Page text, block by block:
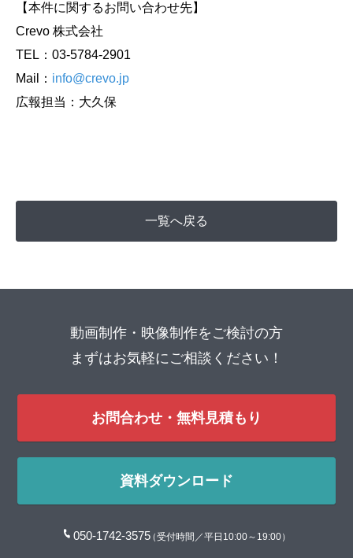
【本件に関するお問い合わせ先】
Crevo 株式会社
TEL：03-5784-2901
Mail： info@crevo.jp
広報担当：大久保
一覧へ戻る
動画制作・映像制作をご検討の方
まずはお気軽にご相談ください！
お問合わせ・無料見積もり
資料ダウンロード
050-1742-3575（受付時間／平日10:00～19:00）